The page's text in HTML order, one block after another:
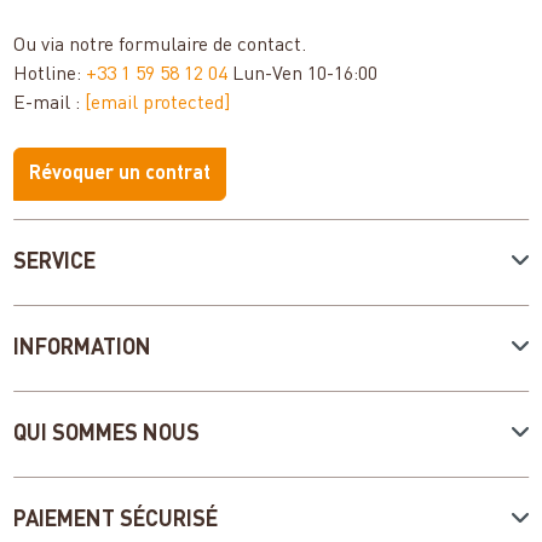
SERVICE
INFORMATION
QUI SOMMES NOUS
Ou via notreformulaire de contact.
Hotline: +33 1 59 58 12 04 Lun-Ven 10-16:00
E-mail :
[email protected]
Révoquer un contrat
PAIEMENT SÉCURISÉ